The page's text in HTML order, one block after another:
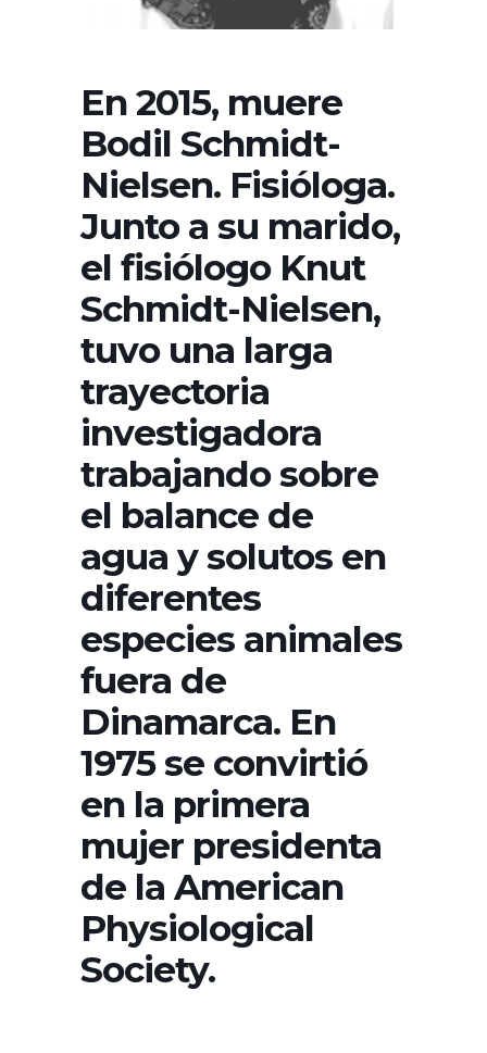
En 2015, muere
Bodil Schmidt-
Nielsen. Fisióloga.
Junto a su marido,
el fisiólogo Knut
Schmidt-Nielsen,
tuvo una larga
trayectoria
investigadora
trabajando sobre
el balance de
agua y solutos en
diferentes
especies animales
fuera de
Dinamarca. En
1975 se convirtió
en la primera
mujer presidenta
de la American
Physiological
Society.